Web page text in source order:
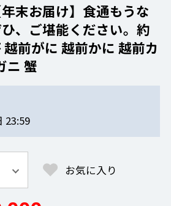
末お届け】食通もうな
、ご堪能ください。約
前がに 越前かに 越前カ
ニ 蟹
23:59
お気に入り